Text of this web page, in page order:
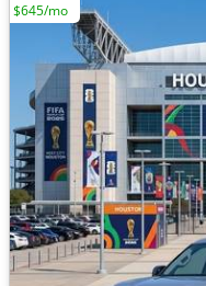
$645/mo